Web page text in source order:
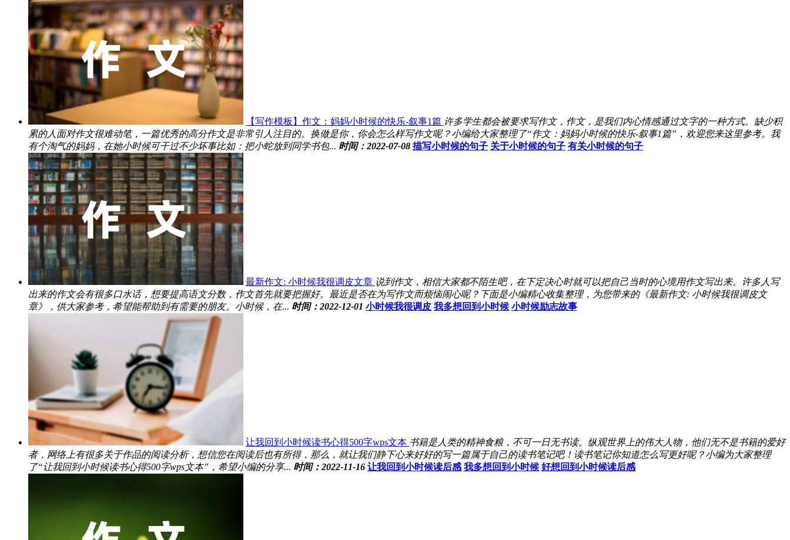
【写作模板】作文：妈妈小时候的快乐-叙事1篇 许多学生都会被要求写作文，作文，是我们内心情感通过文字的一种方式。缺少积
累的人面对作文很难动笔，一篇优秀的高分作文是非常引人注目的。换做是你，你会怎么样写作文呢？小编给大家整理了“作文：妈妈小时候的快乐-叙事1篇”，欢迎您来这里参考。我
有个淘气的妈妈，在她小时候可干过不少坏事比如：把小蛇放到同学书包... 时间：2022-07-08 描写小时候的句子 关于小时候的句子 有关小时候的句子
最新作文: 小时候我很调皮文章 说到作文，相信大家都不陌生吧，在下定决心时就可以把自己当时的心境用作文写出来。许多人写
出来的作文会有很多口水话，想要提高语文分数，作文首先就要把握好。最近是否在为写作文而烦恼闹心呢？下面是小编精心收集整理，为您带来的《最新作文: 小时候我很调皮文
章》，供大家参考，希望能帮助到有需要的朋友。小时候，在... 时间：2022-12-01 小时候我很调皮 我多想回到小时候 小时候励志故事
让我回到小时候读书心得500字wps文本 书籍是人类的精神食粮，不可一日无书读。纵观世界上的伟大人物，他们无不是书籍的爱好
者，网络上有很多关于作品的阅读分析，想信您在阅读后也有所得，那么，就让我们静下心来好好的写一篇属于自己的读书笔记吧！读书笔记你知道怎么写更好呢？小编为大家整理
了“让我回到小时候读书心得500字wps文本”，希望小编的分享... 时间：2022-11-16 让我回到小时候读后感 我多想回到小时候 好想回到小时候读后感